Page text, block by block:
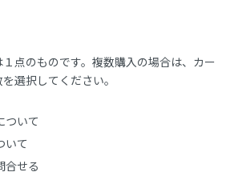
点のものです。複数購入の場合は、カー
選択してください。
ついて
いて
合せる